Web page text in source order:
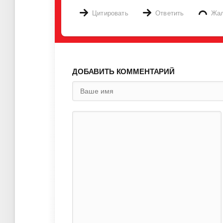
Цитировать Ответить
ДОБАВИТЬ КОММЕНТАРИЙ